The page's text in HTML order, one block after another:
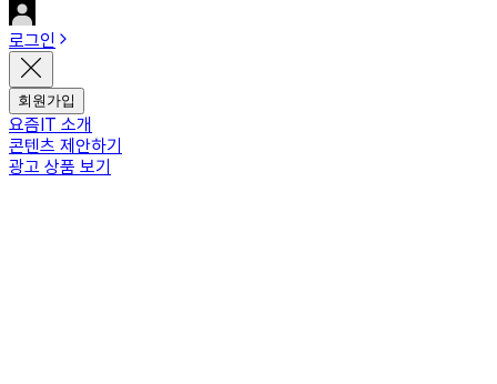
로그인
회원가입
요즘IT 소개
콘텐츠 제안하기
광고 상품 보기